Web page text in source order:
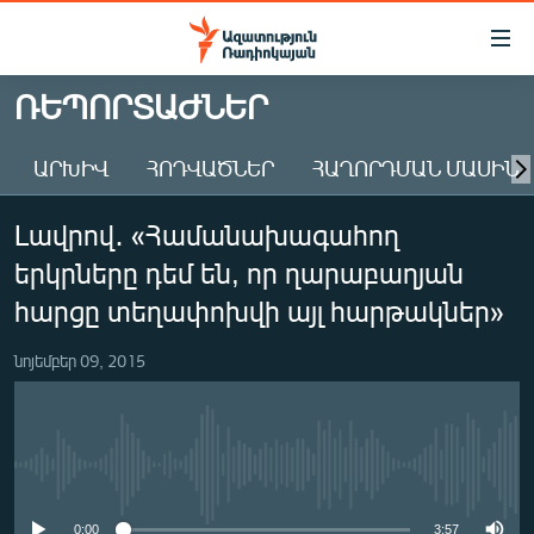
Մատչելիության
Անցնել
հիմնական
Անցնել
հիմնական
մենյուին
Որոնում
ԱԶԱՏՈՒԹՅՈՒՆ TV
ՀԱՅԱՍՏԱՆ
ԸՆՏՐՈՒԹՅՈՒՆՆԵՐ 2026
ԻՐԱՎՈՒՆՔ
ՏՆՏԵՍՈՒԹՅՈՒՆ
ՌԵՊՈՐՏԱԺՆԵՐ
ԱՐԽԻՎ ՀՈԴՎԱԾՆԵՐ ՀԱՂՈՐԴՄԱՆ ՄԱՍԻՆ
Լավրով․ «Համանախագահող
երկրները դեմ են, որ ղարաբաղյան
հարցը տեղափոխվի այլ հարթակներ»
նոյեմբեր 09, 2015
0:00 3:57